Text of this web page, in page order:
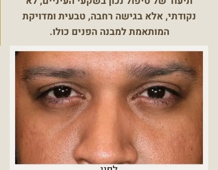
נקודתי, אלא בגישה רחבה, טבעית ומדויקת
המותאמת למבנה הפנים כולו.